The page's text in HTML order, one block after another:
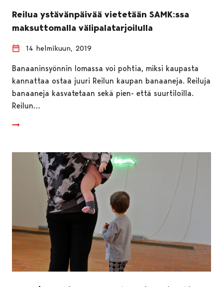
Reilua ystävänpäivää vietetään SAMK:ssa
maksuttomalla välipalatarjoilulla
14 helmikuun, 2019
Banaaninsyönnin lomassa voi pohtia, miksi kaupasta
kannattaa ostaa juuri Reilun kaupan banaaneja. Reiluja
banaaneja kasvatetaan sekä pien- että suurtiloilla.
Reilun…